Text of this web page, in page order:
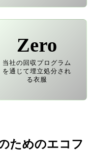
Zero
当社の回収プログラム
を通じて埋立処分され
る衣服
ためのエコフ